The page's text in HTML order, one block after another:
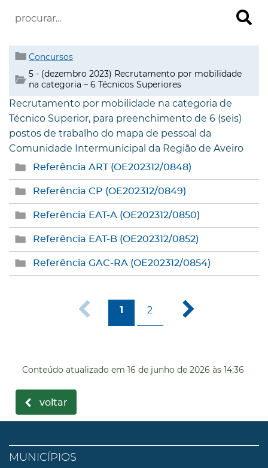
Concursos
5 - (dezembro 2023) Recrutamento por mobilidade
na categoria – 6 Técnicos Superiores
Recrutamento por mobilidade na categoria de
Técnico Superior, para preenchimento de 6 (seis)
postos de trabalho do mapa de pessoal da
Comunidade Intermunicipal da Região de Aveiro
Referência ART (OE202312/0848)
Referência CP (OE202312/0849)
Referência EAT-A (OE202312/0850)
Referência EAT-B (OE202312/0852)
Referência GAC-RA (OE202312/0854)
1 2
Conteúdo atualizado em 16 de junho de 2026 às 14:36
voltar
MUNICÍPIOS